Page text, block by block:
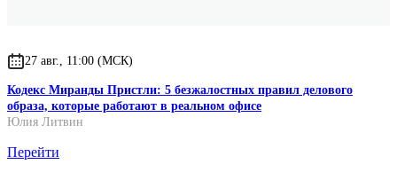
27 авг., 11:00 (МСК)
Кодекс Миранды Пристли: 5 безжалостных правил делового
образа, которые работают в реальном офисе
Юлия Литвин
Перейти